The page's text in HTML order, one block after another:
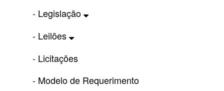
- Legislação
- Leilões
- Licitações
- Modelo de Requerimento